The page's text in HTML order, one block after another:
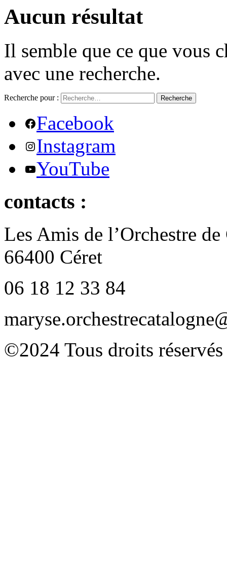
Aucun résultat
Il semble que ce que vous
avec une recherche.
Recherche pour : Recherche
Facebook
Instagram
YouTube
contacts :
Les Amis de l’Orchestre
66400 Céret
06 18 12 33 84
©2024 Tous droits